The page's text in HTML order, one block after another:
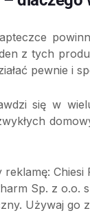
z tych
pewnie i
się w
Chiesi
Sp. z o.o.
Używaj go